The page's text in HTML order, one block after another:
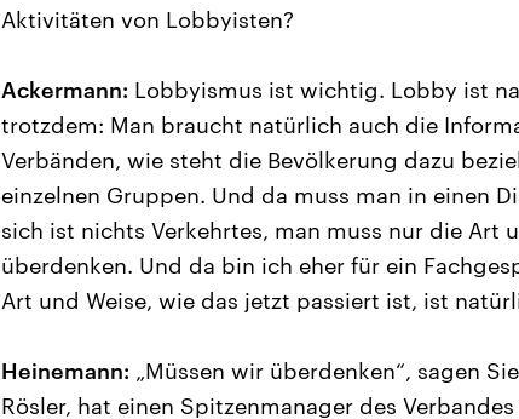
Aktivitäten von Lobbyisten?
Ackermann: Lobbyismus ist wichtig. Lobby ist
trotzdem: Man braucht natürlich auch die
Verbänden, wie steht die Bevölkerung dazu
einzelnen Gruppen. Und da muss man in einen
sich ist nichts Verkehrtes, man muss nur die Art
überdenken. Und da bin ich eher für ein
Art und Weise, wie das jetzt passiert ist, ist
Heinemann: „Müssen wir überdenken“, sagen
Rösler, hat einen Spitzenmanager des